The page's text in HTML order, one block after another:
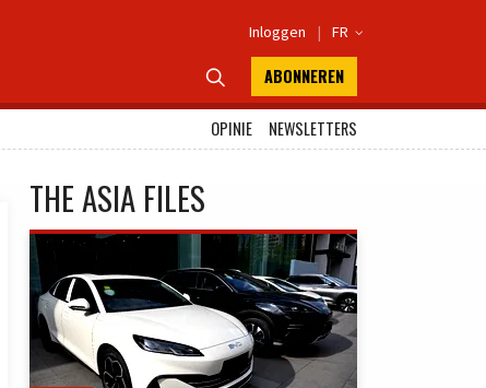
Inloggen | FR 
 ABONNEREN
OPINIE
NEWSLETTERS
THE ASIA FILES